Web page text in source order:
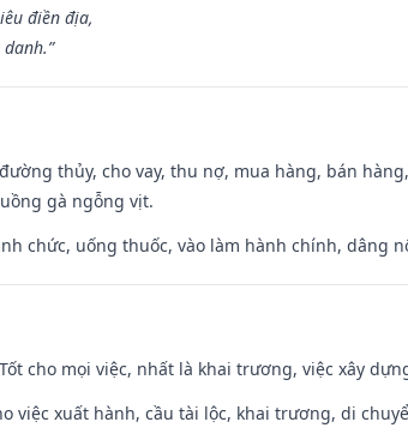
điền địa,
thủy, cho vay, thu nợ, mua hàng, bán
gà ngỗng vịt.
chức, uống thuốc, vào làm hành chính, dâng
cho mọi việc, nhất là khai trương, việc xây
việc xuất hành, cầu tài lộc, khai trương, di